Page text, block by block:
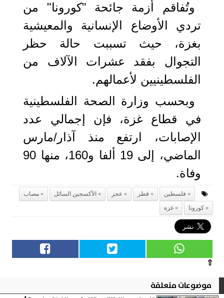
وتُفاقم أزمة جائحة "كورونا" من
تردي الأوضاع الإنسانية والمعيشية
بغزة، حيث تسببت حالة حظر
التجوال بفقد عشرات الآلاف من
الفلسطينيين لأعمالهم.
وبحسب وزارة الصحة الفلسطينية
في قطاع غزة، فإن إجمالي عدد
الإصابات، ارتفع منذ آذار/مارس
الماضي، إلى 19 ألفا و160، منها 90
وفاة.
فلسطين قطر عجز الأكسجين السائل
مصاب
كورونا
غزة
⇧
موضوعات متعلقة